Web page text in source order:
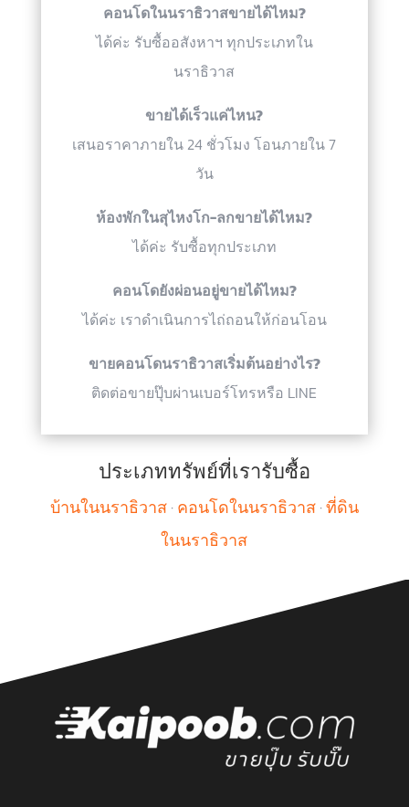
คอนโดในนราธิวาสขายได้ไหม?
ได้ค่ะ รับซื้ออสังหาฯ ทุกประเภทใน
นราธิวาส
ขายได้เร็วแค่ไหน?
เสนอราคาภายใน 24 ชั่วโมง โอนภายใน 7
วัน
ห้องพักในสุไหงโก-ลกขายได้ไหม?
ได้ค่ะ รับซื้อทุกประเภท
คอนโดยังผ่อนอยู่ขายได้ไหม?
ได้ค่ะ เราดำเนินการไถ่ถอนให้ก่อนโอน
ขายคอนโดนราธิวาสเริ่มต้นอย่างไร?
ติดต่อขายปุ๊บผ่านเบอร์โทรหรือ LINE
ประเภททรัพย์ที่เรารับซื้อ
บ้านในนราธิวาส·คอนโดในนราธิวาส·ที่ดิน
ในนราธิวาส